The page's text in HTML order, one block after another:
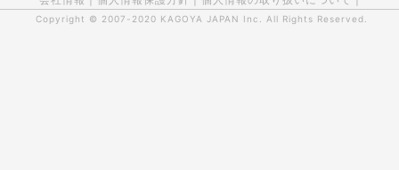
Copyright © 2007-2020 KAGOYA JAPAN Inc. All Rights Reserved.